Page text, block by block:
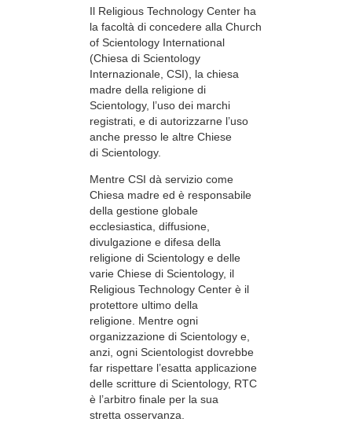
Il Religious Technology Center ha
la facoltà di concedere alla Church
of Scientology International
(Chiesa di Scientology
Internazionale, CSI), la chiesa
madre della religione di
Scientology, l’uso dei marchi
registrati, e di autorizzarne l’uso
anche presso le altre Chiese
di Scientology.
Mentre CSI dà servizio come
Chiesa madre ed è responsabile
della gestione globale
ecclesiastica, diffusione,
divulgazione e difesa della
religione di Scientology e delle
varie Chiese di Scientology, il
Religious Technology Center è il
protettore ultimo della
religione. Mentre ogni
organizzazione di Scientology e,
anzi, ogni Scientologist dovrebbe
far rispettare l’esatta applicazione
delle scritture di Scientology, RTC
è l’arbitro finale per la sua
stretta osservanza.